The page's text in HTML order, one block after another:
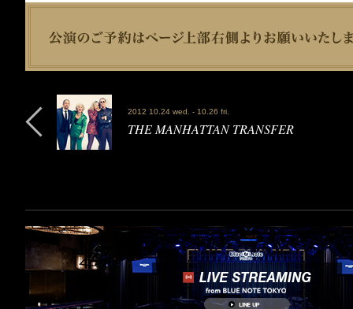
2012 10.24 wed. - 10.26 fri.
THE MANHATTAN TRANSFER